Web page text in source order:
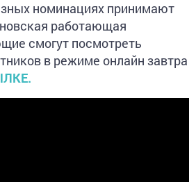
номинациях принимают
работающая
смогут посмотреть
в режиме онлайн завтра